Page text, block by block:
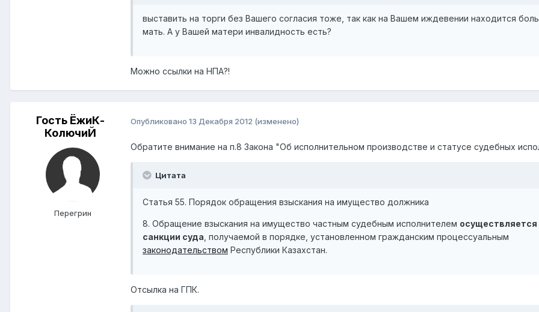
выставить на торги без Вашего согласия тоже, так как на Вашем иждевении находится
мать. А у Вашей матери инвалидность есть?
Можно ссылки на НПА?!
Гость ЁжиК-
КолючиЙ
Перегрин
Опубликовано 13 Декабря 2012 (изменено)
Обратите внимание на п.8 Закона "Об исполнительном производстве и статусе судебных
Цитата
Статья 55. Порядок обращения взыскания на имущество должника
8. Обращение взыскания на имущество частным судебным исполнителем осуществляется
санкции суда , получаемой в порядке, установленном гражданским процессуальным
законодательством Республики Казахстан.
Отсылка на ГПК.